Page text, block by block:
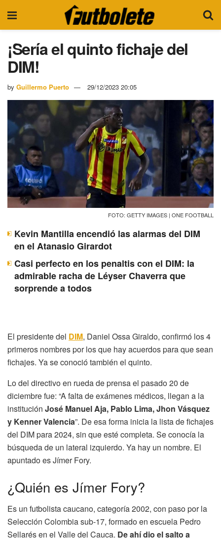
¡Sería el quinto fichaje del
DIM!
by Guillermo Puerto 29/12/2023 20:05
FOTO: GETTY IMAGES | ONE FOOTBALL
Kevin Mantilla encendió las alarmas del DIM
en el Atanasio Girardot
Casi perfecto en los penaltis con el DIM: la
admirable racha de Léyser Chaverra que
sorprende a todos
El presidente del DIM, Daniel Ossa Giraldo, confirmó los 4
primeros nombres por los que hay acuerdos para que sean
fichajes. Ya se conoció también el quinto.
Lo del directivo en rueda de prensa el pasado 20 de
diciembre fue: “A falta de exámenes médicos, llegan a la
institución José Manuel Aja, Pablo Lima, Jhon Vásquez
y Kenner Valencia”. De esa forma inicia la lista de fichajes
del DIM para 2024, sin que esté completa. Se conocía la
búsqueda de un lateral izquierdo. Ya hay un nombre. El
apuntado es Jímer Fory.
¿Quién es Jímer Fory?
Es un futbolista caucano, categoría 2002, con paso por la
Selección Colombia sub-17, formado en escuela Pedro
Sellarés en el Valle del Cauca. De ahí dio el salto a